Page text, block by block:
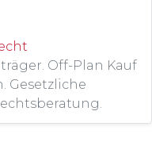
Off-Plan Kauf
Gesetzliche